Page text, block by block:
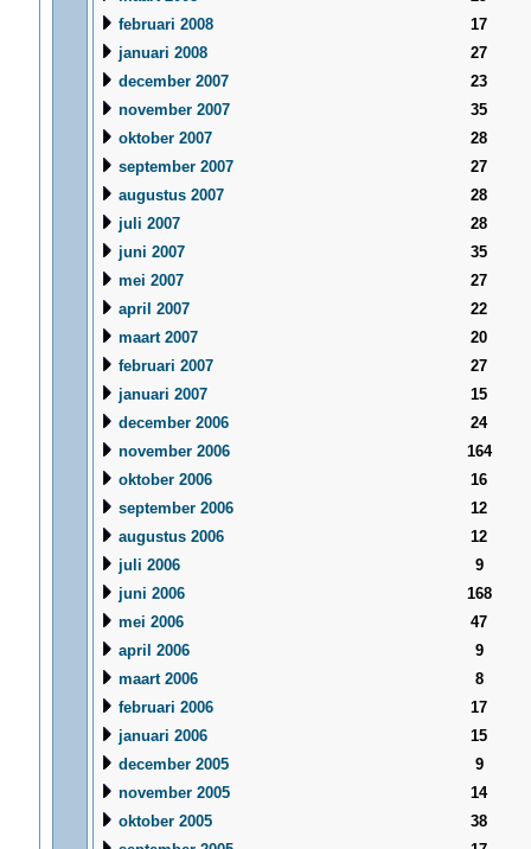
februari 2008
17
januari 2008
27
december 2007
23
november 2007
35
oktober 2007
28
september 2007
27
augustus 2007
28
juli 2007
28
juni 2007
35
mei 2007
27
april 2007
22
maart 2007
20
februari 2007
27
januari 2007
15
december 2006
24
november 2006
164
oktober 2006
16
september 2006
12
augustus 2006
12
juli 2006
9
juni 2006
168
mei 2006
47
april 2006
9
maart 2006
8
februari 2006
17
januari 2006
15
december 2005
9
november 2005
14
oktober 2005
38